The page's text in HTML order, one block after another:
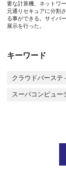
特記事項
タイトル：
また、2019年11
大阪大学サイバ
要な計算機、ネットワ
元通りセキュアに分割
る事ができる。サイバ
展示を行った。
キーワード
クラウドバーステ
スーパコンピュー